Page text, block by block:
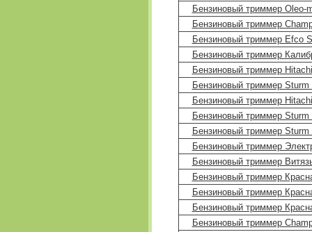
Бензиновый триммер Oleo-
Бензиновый триммер
Бензиновый триммер Efco
Бензиновый триммер
Бензиновый триммер
Бензиновый триммер Sturm
Бензиновый триммер
Бензиновый триммер Sturm
Бензиновый триммер Sturm
Бензиновый триммер
Бензиновый триммер
Бензиновый триммер
Бензиновый триммер
Бензиновый триммер
Бензиновый триммер